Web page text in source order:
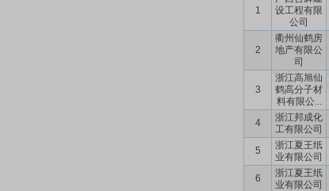
1
设工程有限
公司
2
衢州仙鹤房
地产有限公
司
3
浙江高旭仙
鹤高分子材
料有限公...
4
浙江邦成化
工有限公司
5
浙江夏王纸
业有限公司
6
浙江夏王纸
业有限公司